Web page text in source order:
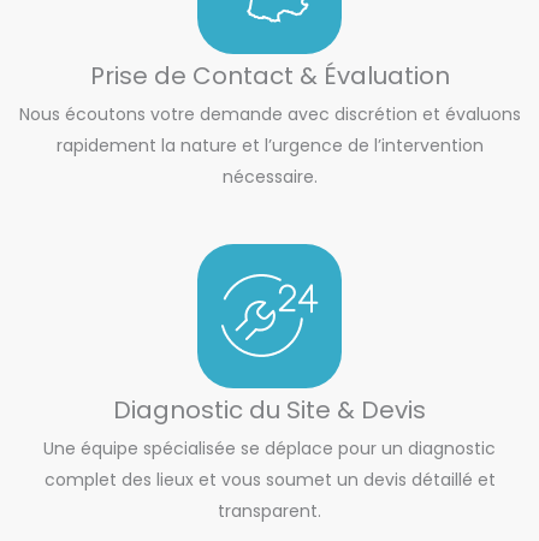
Prise de Contact & Évaluation
Nous écoutons votre demande avec discrétion et évaluons
rapidement la nature et l’urgence de l’intervention
nécessaire.
Diagnostic du Site & Devis
Une équipe spécialisée se déplace pour un diagnostic
complet des lieux et vous soumet un devis détaillé et
transparent.